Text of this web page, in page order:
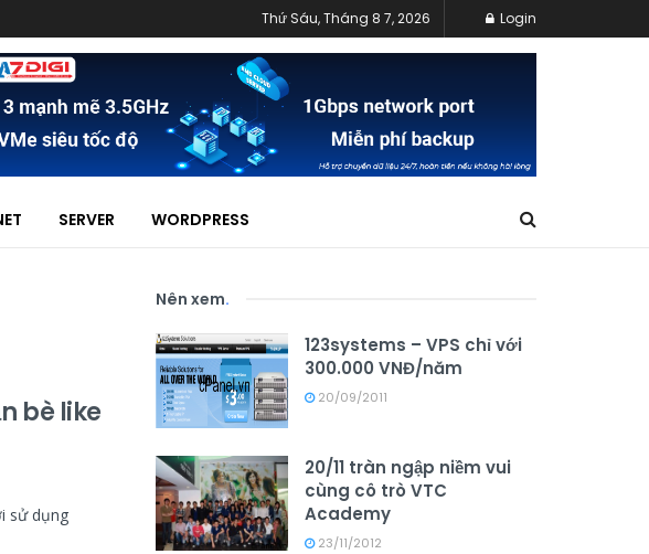
Thứ Sáu, Tháng 8 7, 2026 Login
SERVER WORDPRESS
bè like
sử dụng
Nên xem.
123systems – VPS chỉ với
300.000 VNĐ/năm
20/09/2011
20/11 tràn ngập niềm vui
cùng cô trò VTC
Academy
23/11/2012